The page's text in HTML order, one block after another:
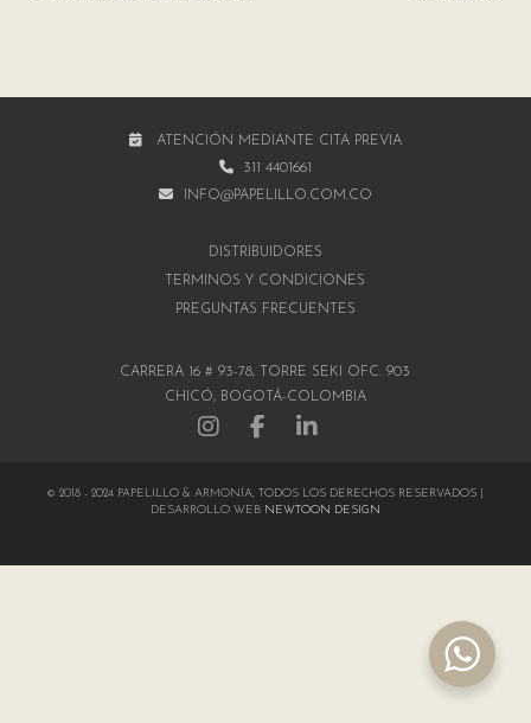
ATENCIÓN MEDIANTE CITA PREVIA
311 4401661
INFO@PAPELILLO.COM.CO
DISTRIBUIDORES
TÉRMINOS Y CONDICIONES
PREGUNTAS FRECUENTES
CARRERA 16 # 93-78, TORRE SEKI OFC. 903
CHICÓ, BOGOTÁ-COLOMBIA
© 2018 - 2024 PAPELILLO & ARMONÍA, TODOS LOS DERECHOS RESERVADOS |
DESARROLLO WEB NEWTOON DESIGN